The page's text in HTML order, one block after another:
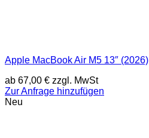
Apple MacBook Air M5 13″ (2026)
ab 67,00 € zzgl. MwSt
Zur Anfrage hinzufügen
Neu